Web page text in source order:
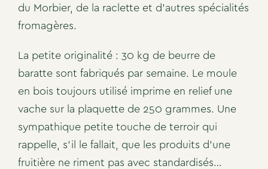
du Morbier, de la raclette et d’autres spécialités
fromagères.
La petite originalité : 30 kg de beurre de
baratte sont fabriqués par semaine. Le moule
en bois toujours utilisé imprime en relief une
vache sur la plaquette de 250 grammes. Une
sympathique petite touche de terroir qui
rappelle, s’il le fallait, que les produits d’une
fruitière ne riment pas avec standardisés…